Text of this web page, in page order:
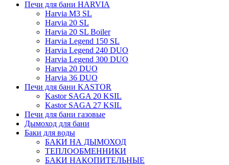
Печи для бани HARVIA
Harvia M3 SL
Harvia 20 SL
Harvia 20 SL Boiler
Harvia Legend 150 SL
Harvia Legend 240 DUO
Harvia Legend 300 DUO
Harvia 20 DUO
Harvia 36 DUO
Печи для бани KASTOR
Kastor SAGA 20 KSIL
Kastor SAGA 27 KSIL
Печи для бани газовые
Дымоход для бани
Баки для воды
БАКИ НА ДЫМОХОД
ТЕПЛООБМЕННИКИ
БАКИ НАКОПИТЕЛЬНЫЕ